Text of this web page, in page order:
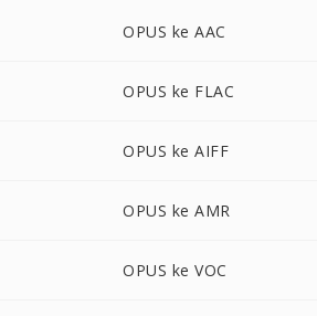
OPUS ke AAC
OPUS ke FLAC
OPUS ke AIFF
OPUS ke AMR
OPUS ke VOC